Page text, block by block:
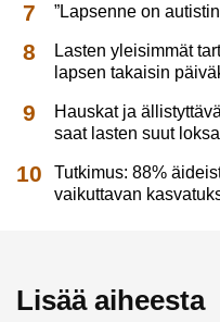
”Lapsenne on
Lasten yleisimmät
lapsen takaisin
Hauskat ja
saat lasten suut
Tutkimus: 88%
vaikuttavan
Lisää aiheesta